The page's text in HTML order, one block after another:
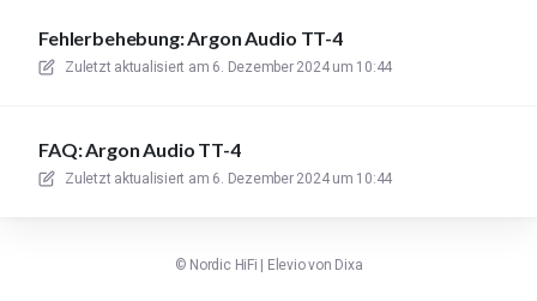
Fehlerbehebung: Argon Audio TT-4
Zuletzt aktualisiert am 6. Dezember 2024 um 10:44
FAQ: Argon Audio TT-4
Zuletzt aktualisiert am 6. Dezember 2024 um 10:44
© Nordic HiFi Elevio von Dixa